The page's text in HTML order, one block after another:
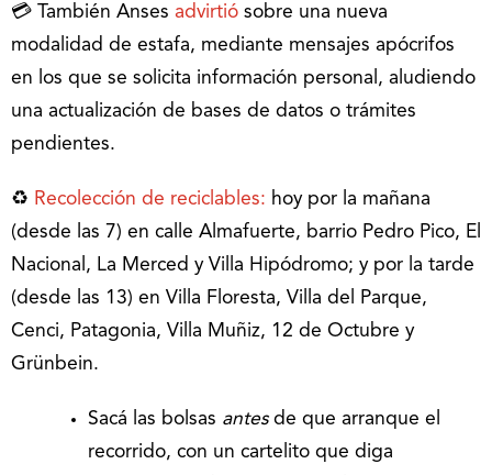
💳 También Anses advirtió sobre una nueva
modalidad de estafa, mediante mensajes apócrifos
en los que se solicita información personal, aludiendo
una actualización de bases de datos o trámites
pendientes.
♻️ Recolección de reciclables: hoy por la mañana
(desde las 7) en calle Almafuerte, barrio Pedro Pico, El
Nacional, La Merced y Villa Hipódromo; y por la tarde
(desde las 13) en Villa Floresta, Villa del Parque,
Cenci, Patagonia, Villa Muñiz, 12 de Octubre y
Grünbein.
Sacá las bolsas antesde que arranque el
recorrido, con un cartelito que diga